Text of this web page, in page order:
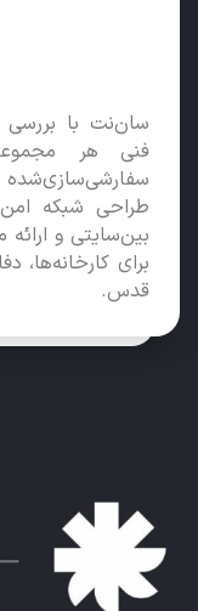
سان‌نت با بررسی
فنی هر
طراحی شبکه
بین‌سایتی و
برای کارخانه‌ها،
قدس.